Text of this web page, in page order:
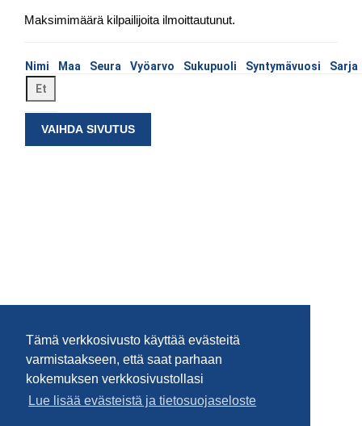
Tämä verkkosivusto käyttää evästeitä
varmistaakseen, että saat parhaan
kokemuksen verkkosivustollasi
Lue lisää evästeistä ja tietosuojaseloste
Maksimimäärä kilpailijoita ilmoittautunut.
Nimi Maa Seura Vyöarvo Sukupuoli Syntymävuosi Sarja
VAIHDA SIVUTUS